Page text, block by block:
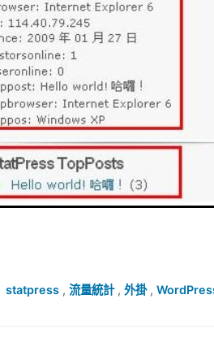
statpress , 流量統計, 外掛,